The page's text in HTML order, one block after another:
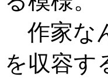
作家な
を収容す